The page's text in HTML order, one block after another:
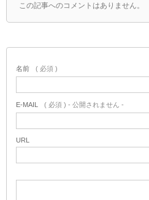
この記事へのコメントはありません。
名前 ( 必須 )
E-MAIL ( 必須 ) - 公開されません -
URL